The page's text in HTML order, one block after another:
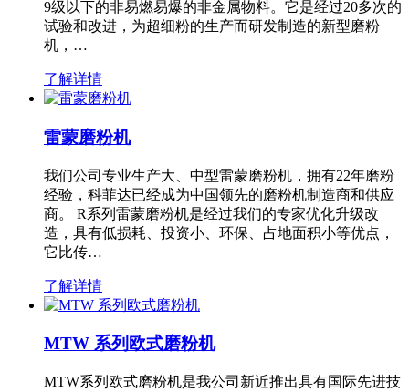
9级以下的非易燃易爆的非金属物料。它是经过20多次的
试验和改进，为超细粉的生产而研发制造的新型磨粉
机，…
了解详情
雷蒙磨粉机
我们公司专业生产大、中型雷蒙磨粉机，拥有22年磨粉
经验，科菲达已经成为中国领先的磨粉机制造商和供应
商。 R系列雷蒙磨粉机是经过我们的专家优化升级改
造，具有低损耗、投资小、环保、占地面积小等优点，
它比传…
了解详情
MTW 系列欧式磨粉机
MTW系列欧式磨粉机是我公司新近推出具有国际先进技